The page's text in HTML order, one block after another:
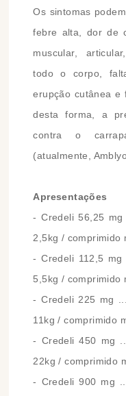
Os sintomas
febre alta, dor de
muscular,
todo o corpo,
erupção cutânea e
desta forma, a
contra o
(atualmente,
Apresentações
- Credeli 56,25
2,5kg / comprimido
- Credeli 112,5
5,5kg / comprimido
- Credeli 225 mg
11kg / comprimido
- Credeli 450 mg
22kg / comprimido
- Credeli 900 mg